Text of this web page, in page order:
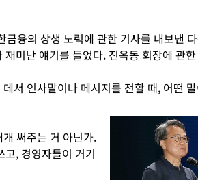
금융의 상생 노력에 관한 기사를 내보낸
재미난 얘기를 들었다. 진옥동 회장에 관
서 인사말이나 메시지를 전할 때, 어떤
써주는 거 아닌가.
고, 경영자들이 거기